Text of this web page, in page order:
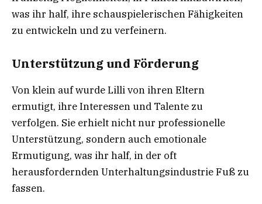
was ihr half, ihre schauspielerischen Fähigkeiten
zu entwickeln und zu verfeinern.
Unterstützung und Förderung
Von klein auf wurde Lilli von ihren Eltern
ermutigt, ihre Interessen und Talente zu
verfolgen. Sie erhielt nicht nur professionelle
Unterstützung, sondern auch emotionale
Ermutigung, was ihr half, in der oft
herausfordernden Unterhaltungsindustrie Fuß zu
fassen.